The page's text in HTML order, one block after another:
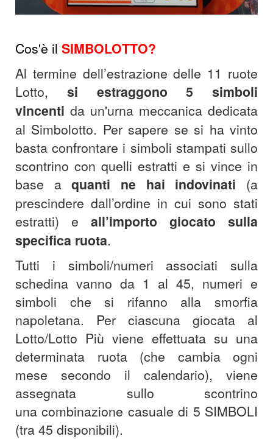
Cos'è il SIMBOLOTTO?
Al termine dell’estrazione delle 11 ruote
Lotto, si estraggono 5 simboli
vincenti da un'urna meccanica dedicata
al Simbolotto. Per sapere se si ha vinto
basta confrontare i simboli stampati sullo
scontrino con quelli estratti e si vince in
base aquanti ne hai indovinati (a
prescindere dall’ordine in cui sono stati
estratti) e all’importo giocato sulla
specifica ruota.
Tutti i simboli/numeri associati sulla
schedina vanno da 1 al 45, numeri e
simboli che si rifanno alla smorfia
napoletana. Per ciascuna giocata al
Lotto/Lotto Più viene effettuata su una
determinata ruota (che cambia ogni
mese secondo il calendario), viene
assegnata sullo scontrino
una combinazione casuale di 5 SIMBOLI
(tra 45 disponibili).